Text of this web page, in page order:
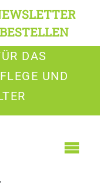
BESTELLEN
DAS
UND